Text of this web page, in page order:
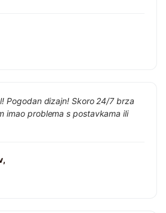
Pogodan dizajn! Skoro 24/7 brza
imao problema s postavkama ili